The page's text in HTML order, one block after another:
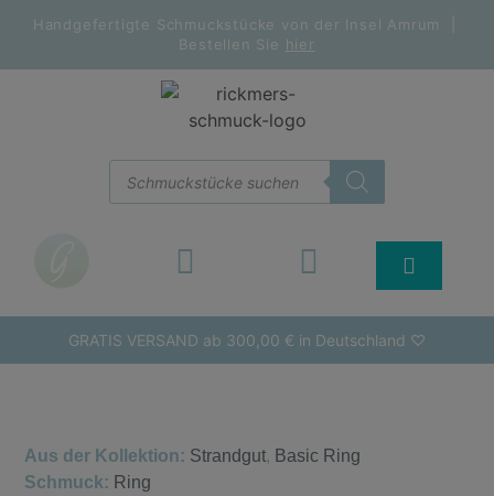
Handgefertigte Schmuckstücke von der Insel Amrum |
Bestellen Sie hier
GRATIS VERSAND ab 300,00 € in Deutschland ♡
Aus der Kollektion: Strandgut, Basic Ring
Schmuck: Ring